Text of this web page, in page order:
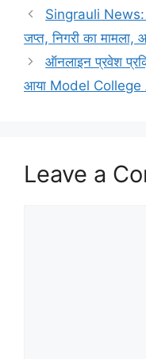
Singrauli News:
जप्त, निगरी का मामला,
ऑनलाइन प्रवेश
आया Model
Leave a